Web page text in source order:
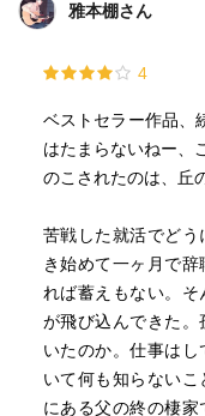
雅本棚さん
4
ベストセラー作品、
はたまらないねー、
のこされたのは、丘
苦戦した就活でど
き始めて一ヶ月で
れば蓄えもない。
が飛び込んできた
いたのか。仕事は
いて何も知らない
にある父の終の棲